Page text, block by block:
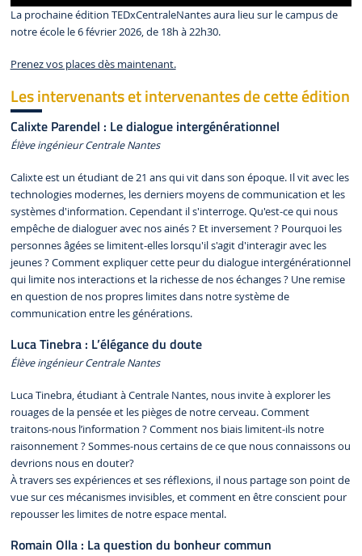
La prochaine édition TEDxCentraleNantes aura lieu sur le campus de
notre école le 6 février 2026, de 18h à 22h30.
Prenez vos places dès maintenant.
Les intervenants et intervenantes de cette édition
Calixte Parendel : Le dialogue intergénérationnel
Élève ingénieur Centrale Nantes
Calixte est un étudiant de 21 ans qui vit dans son époque. Il vit avec les
technologies modernes, les derniers moyens de communication et les
systèmes d'information. Cependant il s'interroge. Qu'est-ce qui nous
empêche de dialoguer avec nos ainés ? Et inversement ? Pourquoi les
personnes âgées se limitent-elles lorsqu'il s'agit d'interagir avec les
jeunes ? Comment expliquer cette peur du dialogue intergénérationnel
qui limite nos interactions et la richesse de nos échanges ? Une remise
en question de nos propres limites dans notre système de
communication entre les générations.
Luca Tinebra : L’élégance du doute
Élève ingénieur Centrale Nantes
Luca Tinebra, étudiant à Centrale Nantes, nous invite à explorer les
rouages de la pensée et les pièges de notre cerveau. Comment
traitons-nous l’information ? Comment nos biais limitent-ils notre
raisonnement ? Sommes-nous certains de ce que nous connaissons ou
devrions nous en douter?
À travers ses expériences et ses réflexions, il nous partage son point de
vue sur ces mécanismes invisibles, et comment en être conscient pour
repousser les limites de notre espace mental.
Romain Olla : La question du bonheur commun